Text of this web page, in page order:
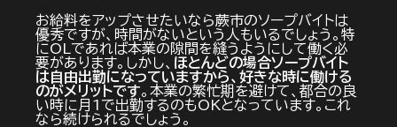
お給料をアップさせたいなら蕨市のソープバイトは
優秀ですが、時間がないという人もいるでしょう。特
にOLであれば本業の隙間を縫うようにして働く必
要があります。しかし、 ほとんどの場合ソープバイト
は自由出勤になっていますから、好きな時に働ける
のがメリットです。本業の繁忙期を避けて、都合の良
い時に月1で出勤するのもOKとなっています。これ
なら続けられるでしょう。